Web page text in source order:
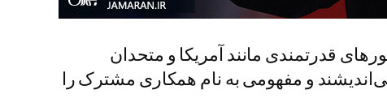
قدرتمندی مانند آمریکا و متحدان
و مفهومی به نام همکاری مشترک را